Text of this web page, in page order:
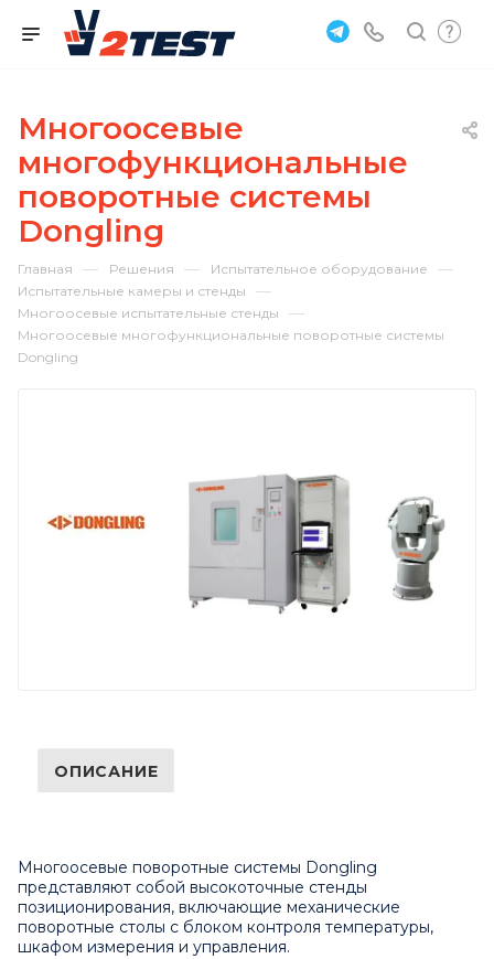
Многоосевые
многофункциональные
поворотные системы
Dongling
Главная — Решения — Испытательное оборудование —
Испытательные камеры и стенды —
Многоосевые испытательные стенды —
Многоосевые многофункциональные поворотные системы
Dongling
ОПИСАНИЕ
Многоосевые поворотные системы Dongling
представляют собой высокоточные стенды
позиционирования, включающие механические
поворотные столы с блоком контроля температуры,
шкафом измерения и управления.